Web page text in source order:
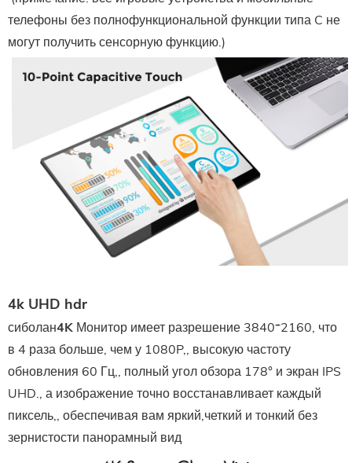
телефоны без полнофункциональной функции типа C не
могут получить сенсорную функцию.)
4k UHD hdr
сиболан4K Монитор имеет разрешение 3840*2160, что
в 4 раза больше, чем у 1080P,, высокую частоту
обновления 60 Гц,, полный угол обзора 178° и экран IPS
UHD., а изображение точно восстанавливает каждый
пиксель,, обеспечивая вам яркий,четкий и тонкий без
зернистости панорамный вид